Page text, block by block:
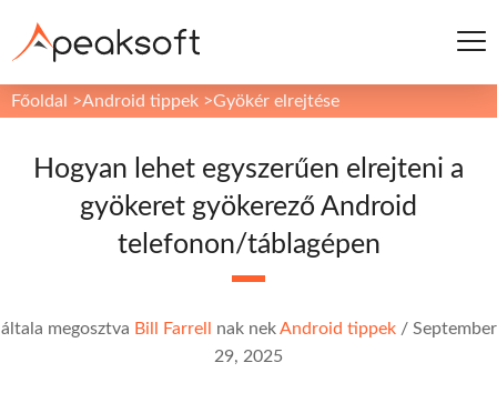
Főoldal >Android tippek >Gyökér elrejtése
Hogyan lehet egyszerűen elrejteni a
gyökeret gyökerező Android
telefonon/táblagépen
általa megosztva Bill Farrell nak nekAndroid tippek/ September
29, 2025